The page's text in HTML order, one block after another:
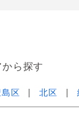
ら探す
島区 北区